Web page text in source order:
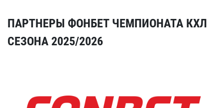
ПАРТНЕРЫ ФОНБЕТ ЧЕМПИОНАТА КХЛ
СЕЗОНА 2025/2026